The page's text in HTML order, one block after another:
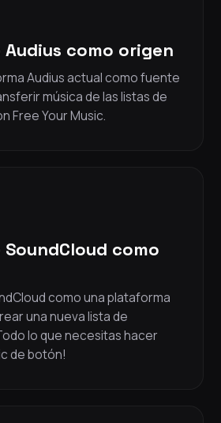
como origen
Audius actual como fuente
música de las listas de
Free Your Music.
como
como una plataforma
una nueva lista de
lo que necesitas hacer
de botón!